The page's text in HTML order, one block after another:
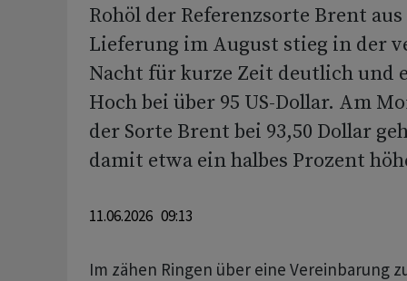
Rohöl der Referenzsorte Brent
Lieferung im August stieg in der
Nacht für kurze Zeit deutlich und
Hoch bei über 95 US-Dollar. Am
der Sorte Brent bei 93,50 Dollar
damit etwa ein halbes Prozent
11.06.2026 09:13
Im zähen Ringen über eine Vereinbarung